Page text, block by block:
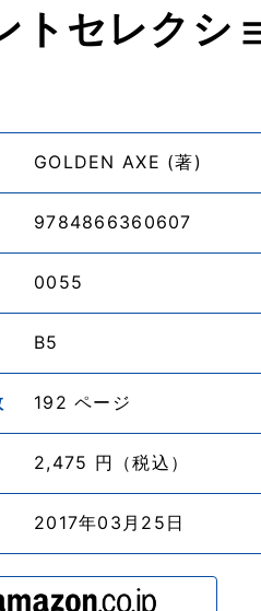
トセレクシ
GOLDEN AXE (著)
9784866360607
0055
B5
192 ページ
2,475 円（税込）
2017年03月25日